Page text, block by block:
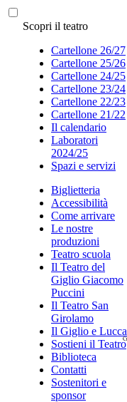
Scopri il teatro
Cartellone 26/27
Cartellone 25/26
Cartellone 24/25
Cartellone 23/24
Cartellone 22/23
Cartellone 21/22
Il calendario
Laboratori
2024/25
Spazi e servizi
Biglietteria
Accessibilità
Come arrivare
Le nostre
produzioni
Teatro scuola
Il Teatro del
Giglio Giacomo
Puccini
Il Teatro San
Girolamo
Il Giglio e Lucca
Sostieni il Teatro
Biblioteca
Contatti
Sostenitori e
sponsor